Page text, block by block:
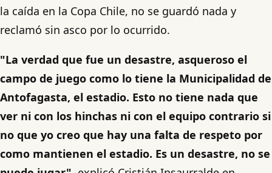
la caída en la Copa Chile, no se guardó nada y
reclamó sin asco por lo ocurrido.
"La verdad que fue un desastre, asqueroso el
campo de juego como lo tiene la Municipalidad de
Antofagasta, el estadio. Esto no tiene nada que
ver ni con los hinchas ni con el equipo contrario si
no que yo creo que hay una falta de respeto por
como mantienen el estadio. Es un desastre, no se